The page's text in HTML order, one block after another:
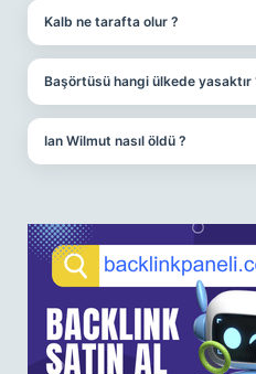
Kalb ne tarafta olur ?
Başörtüsü hangi ülkede yasaktır
Ian Wilmut nasıl öldü ?